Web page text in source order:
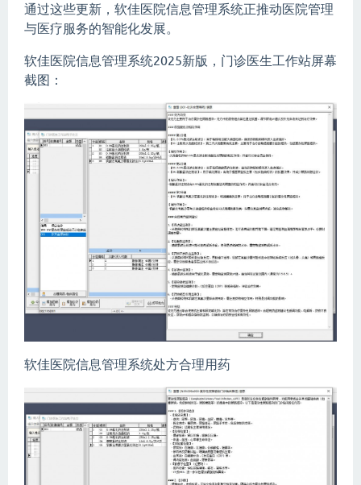
通过这些更新，软佳医院信息管理系统正推动医院管理
与医疗服务的智能化发展。
软佳医院信息管理系统2025新版，门诊医生工作站屏幕
截图：
软佳医院信息管理系统处方合理用药